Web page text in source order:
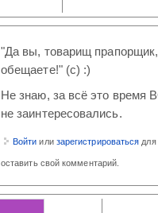
"Да вы, товарищ
обещаете!" (с) :)
Не знаю, за всё это время
не заинтересовались.
Войти или зарегистрироваться для
оставить свой комментарий.